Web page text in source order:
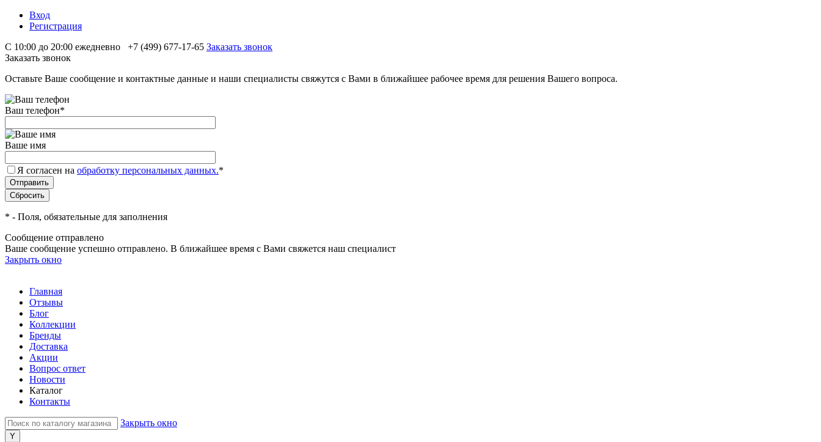
Вход
Регистрация
С 10:00 до 20:00 ежедневно
+7 (499) 677-17-65 Заказать звонок
Заказать звонок
Оставьте Ваше сообщение и контактные данные и наши специалисты свяжутся с Вами в ближайшее рабочее время для решения Вашего вопроса.
Ваш телефон*
Ваше имя
Я согласен на обработку персональных данных.*
* - Поля, обязательные для заполнения
Сообщение отправлено
Ваше сообщение успешно отправлено. В ближайшее время с Вами свяжется наш специалист
Закрыть окно
Главная
Отзывы
Блог
Коллекции
Бренды
Доставка
Акции
Вопрос ответ
Новости
Каталог
Контакты
Закрыть окно